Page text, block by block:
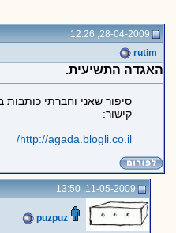
28-04-2009, 12:26
rutim
האגדה התשיעית.
סיפור שאני וחברתי
קישור:
http://agada.blogli.co.il/
11-05-2009, 13:50
puzpuz